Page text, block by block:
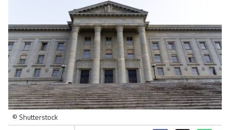
© Shutterstock